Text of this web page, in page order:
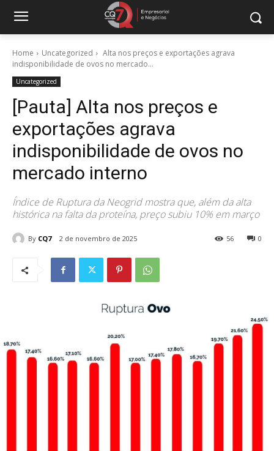
Home Uncategorized
Alta nos preços e exportações agrava
indisponibilidade de ovos no mercado...
Uncategorized
[Pauta] Alta nos preços e
exportações agrava
indisponibilidade de ovos no
mercado interno
Índice de Ruptura da Neogrid mostra que, além da alta
histórica na falta da proteína, preço subiu 10% em março
By CQ7 2 de novembro de 2025 0
56